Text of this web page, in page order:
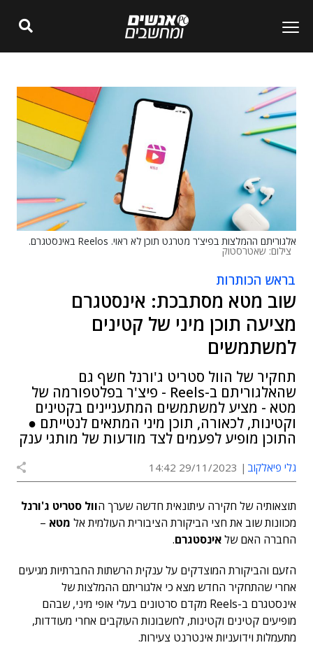
אלגוריתם ההמלצות בפיצ'ר מטרגט תוכן לא ראוי. Reelos באינסטגרם.
צילום: שאטרסטוק
בראש הכותרות
שוב מטא מסתבכת: אינסטגרם
מציעה תוכן מיני של קטינים
למשתמשים
תחקיר של הוול סטריט ג'ורנל חשף גם
שהאלגוריתם ב-Reels - פיצ'ר בפלטפורמה של
מטא - מציע למשתמשים המתעניינים בקטינים
וקטינות, לכאורה, תוכן מיני המתאים לנטייתם ●
התוכן מופיע לפעמים לצד מודעות של מותגי ענק
גלי פיאלקוב 29/11/2023 14:42
תוצאותיה של חקירה עיתונאית חדשה שערך הוול סטריט ג'ורנל
מכוונות שוב את חצי הביקורת הציבורית העולמית אל מטא –
החברה האם שלאינסטגרם.
הזעם והביקורת המוצדקים על ענקית הרשתות החברתיות מגיעים
אחרי שהתחקיר החדש מצא כי אלגוריתם ההמלצות של
אינסטגרם ב-Reels מקדם סרטונים בעלי אופי מיני, שבהם
מופיעים קטינים וקטינות, לחשבונות העוקבים אחרי מעודדות,
מתעמלות וידועניות אינטרנט צעירות.